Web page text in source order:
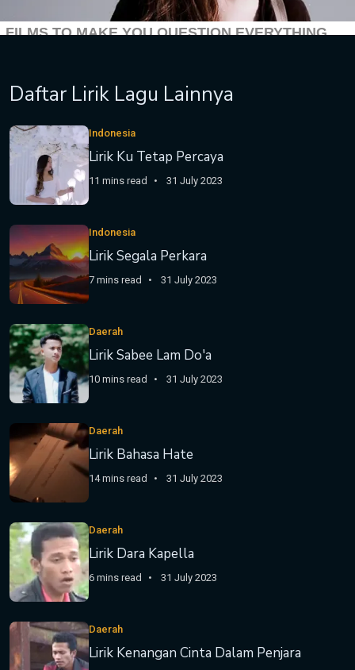
Daftar Lirik Lagu Lainnya
Indonesia
Lirik Ku Tetap Percaya
11 mins read 31 July 2023
Indonesia
Lirik Segala Perkara
7 mins read 31 July 2023
Daerah
Lirik Sabee Lam Do'a
10 mins read 31 July 2023
Daerah
Lirik Bahasa Hate
14 mins read 31 July 2023
Daerah
Lirik Dara Kapella
6 mins read 31 July 2023
Daerah
Lirik Kenangan Cinta Dalam Penjara